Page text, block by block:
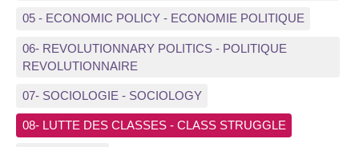
05 - ECONOMIC POLICY - ECONOMIE POLITIQUE
06- REVOLUTIONNARY POLITICS - POLITIQUE
REVOLUTIONNAIRE
07- SOCIOLOGIE - SOCIOLOGY
08- LUTTE DES CLASSES - CLASS STRUGGLE